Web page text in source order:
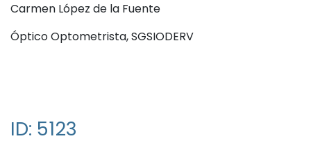
Carmen López de la Fuente
Óptico Optometrista, SGSIODERV
ID: 5123